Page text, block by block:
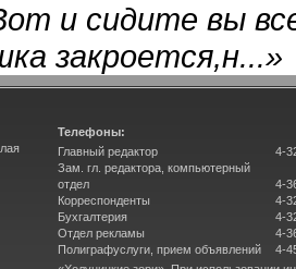
и сидите вы
закроется,н...»
Телефоны:
Главный редактор
Зам. гл. редактора, компьютерный
отдел
Корреспонденты
Бухгалтерия
Отдел рекламы
Полиграфуслуги, прием объявлений
4-
4-
4-
4-
4-
4-